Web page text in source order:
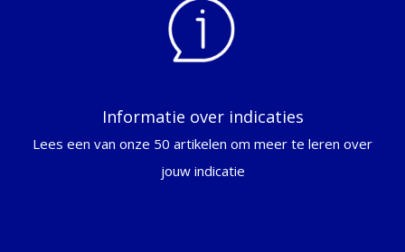
Informatie over indicaties
Lees een van onze 50 artikelen om meer te leren over
jouw indicatie